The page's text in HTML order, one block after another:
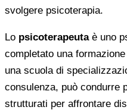
svolgere psicoterapia.
Lo psicoterapeutaè uno
completato una
una scuola di
consulenza, può condurre
strutturati per affrontare